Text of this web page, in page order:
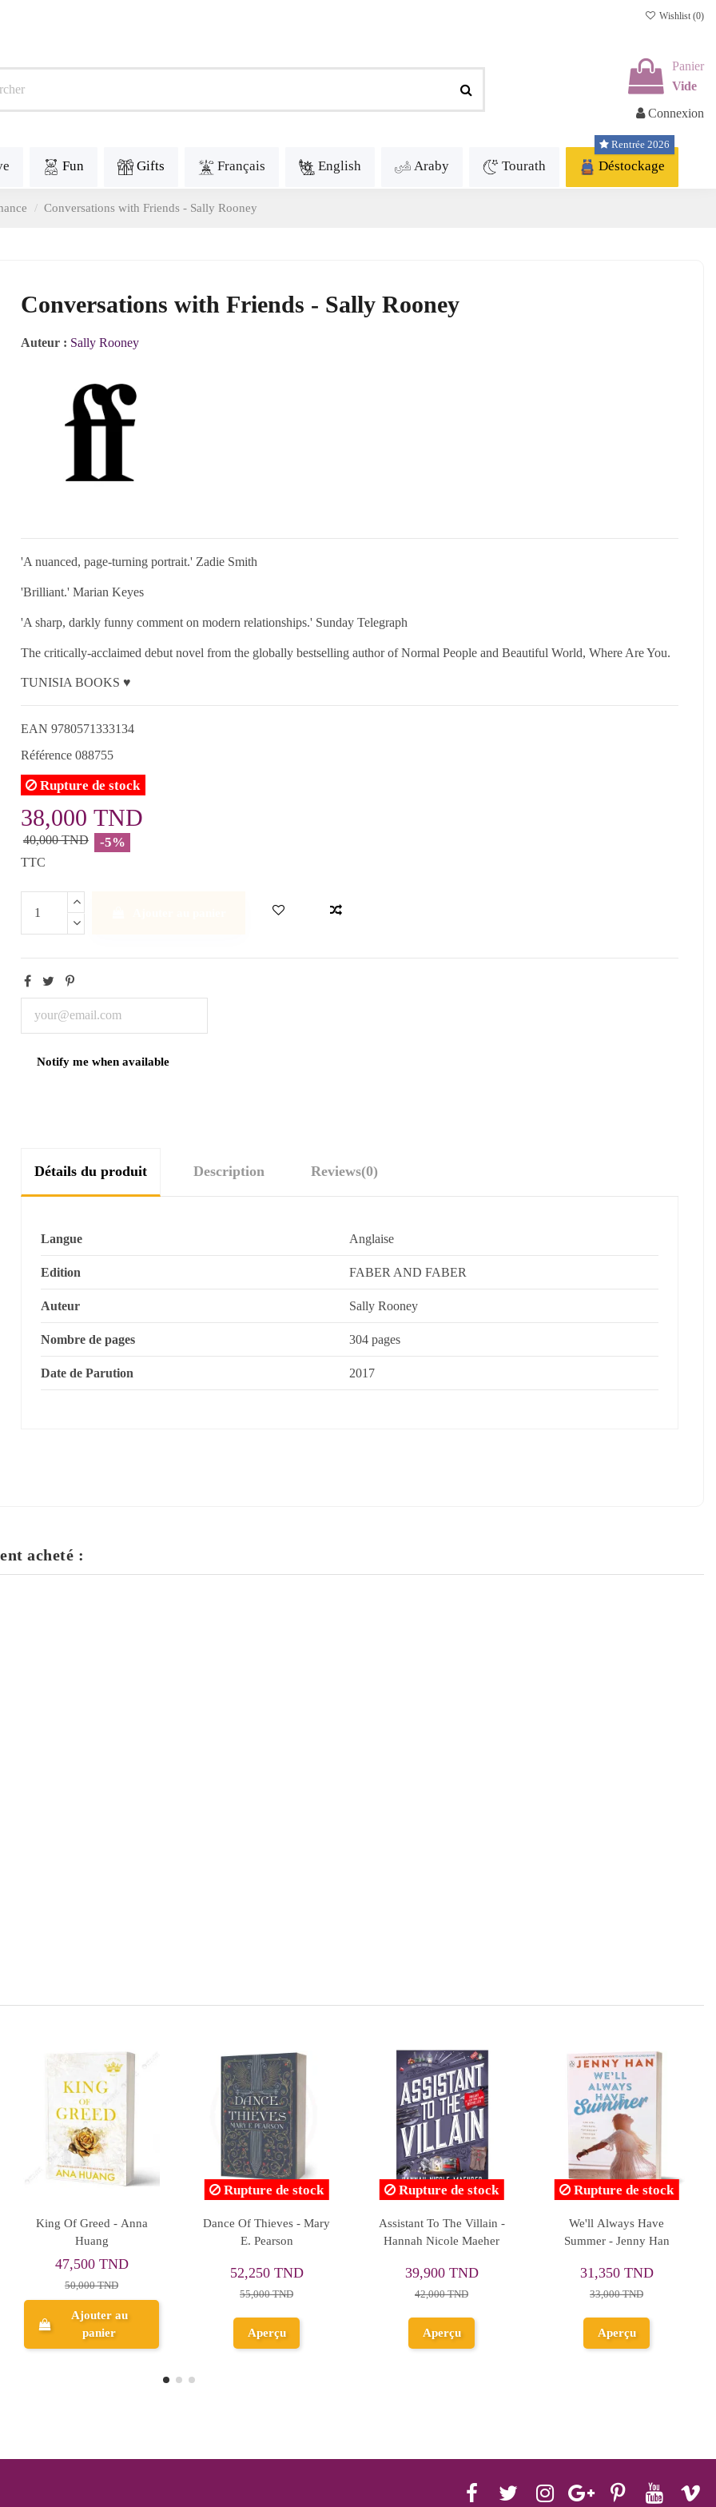
Wishlist (0)
Panier
Vide
Connexion
Fun Gifts Français English Araby Tourath Déstockage
Rentrée 2026
Conversations with Friends - Sally Rooney
Conversations with Friends - Sally Rooney
Auteur : Sally Rooney
'A nuanced, page-turning portrait.' Zadie Smith
'Brilliant.' Marian Keyes
'A sharp, darkly funny comment on modern relationships.' Sunday Telegraph
The critically-acclaimed debut novel from the globally bestselling author of Normal People and Beautiful World, Where Are You.
TUNISIA BOOKS ♥
EAN 9780571333134
Référence 088755
Rupture de stock
38,000 TND
40,000 TND -5%
TTC
Détails du produit Description Reviews(0)
Langue Anglaise
Edition FABER AND FABER
Auteur Sally Rooney
Nombre de pages 304 pages
Date de Parution 2017
acheté :
Rupture de stock
Katabasis - R.F.Kuang
63,650 TND
67,000 TND
Aperçu
This Place Is Still Beautiful
- Xixi Tian
29,260 TND
Ajouter au
panier
Rupture de stock
The Cinnamon Bun Book
Store - Laurie Gilmore
42,750 TND
45,000 TND
Aperçu
Rupture de stock
It Starts With Us - Colleen
Hoover
41,800 TND
44,000 TND
Aperçu